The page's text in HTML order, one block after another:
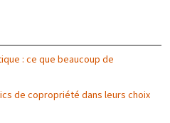
: ce que beaucoup de
de copropriété dans leurs choix